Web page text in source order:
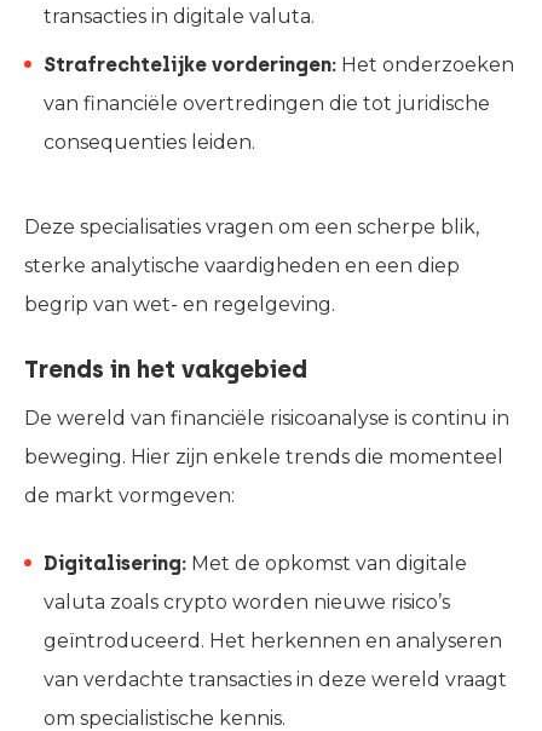
transacties in digitale valuta.
Strafrechtelijke vorderingen: Het onderzoeken
van financiële overtredingen die tot juridische
consequenties leiden.
Deze specialisaties vragen om een scherpe blik,
sterke analytische vaardigheden en een diep
begrip van wet- en regelgeving.
Trends in het vakgebied
De wereld van financiële risicoanalyse is continu in
beweging. Hier zijn enkele trends die momenteel
de markt vormgeven:
Digitalisering: Met de opkomst van digitale
valuta zoals crypto worden nieuwe risico’s
geïntroduceerd. Het herkennen en analyseren
van verdachte transacties in deze wereld vraagt
om specialistische kennis.